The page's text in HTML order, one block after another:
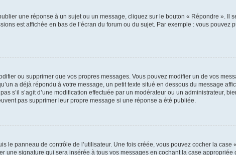
une réponse à un sujet ou un message, cliquez sur le bouton « Répondre ». Il
est affichée en bas de l’écran du forum ou du sujet. Par exemple : vous pouvez
ou supprimer que vos propres messages. Vous pouvez modifier un de vos
a déjà répondu à votre message, un petit texte situé en dessous du message
s’il s’agit d’une modification effectuée par un modérateur ou un administrateur,
pas supprimer leur propre message si une réponse a été publiée.
le panneau de contrôle de l’utilisateur. Une fois créée, vous pouvez cocher la case
une signature qui sera insérée à tous vos messages en cochant la case